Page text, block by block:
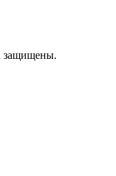
защищены.